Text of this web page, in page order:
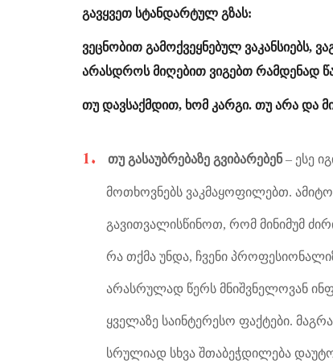
გავყვეთ სტანდარტულ გზას:
ვეცნობით გამოქვეყნებულ ვაკანსიებს,
არასდროს მიღებით ვიგებთ რამდენად
თუ დავსაქმდით, ხომ კარგი. თუ არა და
თუ გასაუბრებაზე გვიბარებენ– ესე
მოთხოვნებს ვაკმაყოფილებთ.
გავითვალისწინოთ, რომ მინიმუმ
რა თქმა უნდა, ჩვენი
არასრულად წერს მნიშვნელოვან
ყველაზე საინტერესო ფაქტები.
სრულიად სხვა შთაბეჭდილება